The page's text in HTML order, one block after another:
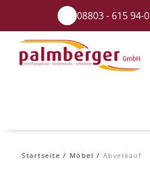
08803 - 615 94-0
Startseite Möbel Abverkauf